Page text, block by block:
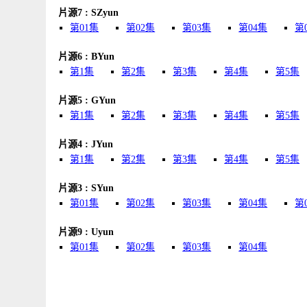
片源7 : SZyun
第01集
第02集 第03集 第04集 第
片源6 : BYun
第1集
第2集 第3集 第4集 第5集
片源5 : GYun
第1集
第2集 第3集 第4集 第5集
片源4 : JYun
第1集
第2集 第3集 第4集 第5集
片源3 : SYun
第01集
第02集 第03集 第04集 第
片源9 : Uyun
第01集
第02集 第03集 第04集